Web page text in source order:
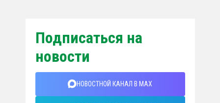
Подписаться на
новости
НОВОСТНОЙ КАНАЛ В MAX